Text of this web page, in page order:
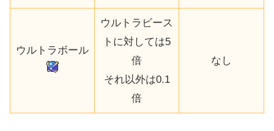
ウルトラボール
ウルトラビース
トに対しては5
倍
それ以外は0.1
倍
なし